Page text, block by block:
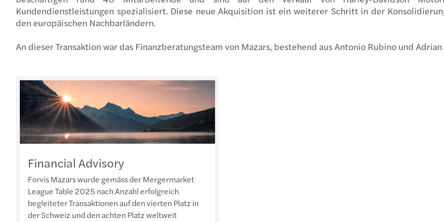
Kundendienstleistungen spezialisiert. Diese neue Akquisition ist ein weiterer Schritt in der
den europäischen Nachbarländern.
An dieser Transaktion war das Finanzberatungsteam von Mazars, bestehend aus Antonio Rubino und
Financial Advisory
Forvis Mazars wurde gemäss der Mergermarket
League Table 2025 nach Anzahl erfolgreich
begleiteter Transaktionen auf den vierten Platz in
der Schweiz und den achten Platz weltweit